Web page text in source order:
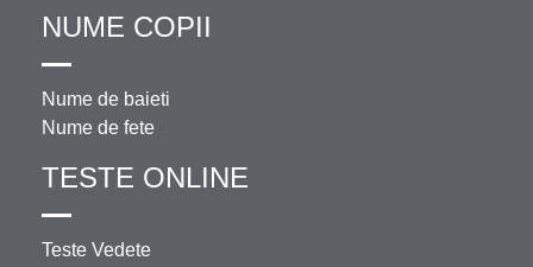
NUME COPII
Nume de baieti
Nume de fete
TESTE ONLINE
Teste Vedete